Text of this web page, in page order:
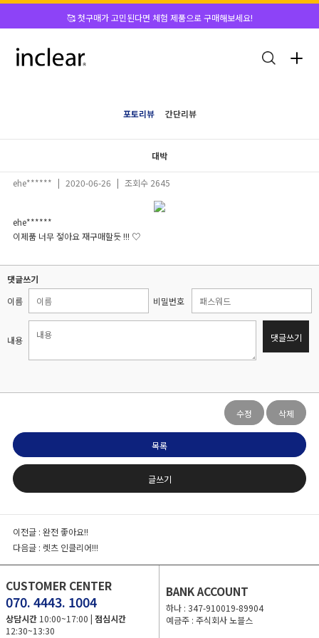
🥰 첫구매가 고민된다면 체험 제품으로 구매해보세요!
포토리뷰 간단리뷰
대박
ehe****** | 2020-06-26 | 조회수 2645
ehe******
이제품 너무 젛아요 재구매할듯 !!! ♡
댓글쓰기
이름
비밀번호
내용 댓글쓰기
수정 삭제
목록
글쓰기
이전글 : 완전 좋아요!!
다음글 : 렛츠 인클리어!!!
CUSTOMER CENTER
070. 4443. 1004
상담시간10:00~17:00 | 점심시간
12:30~13:30
BANK ACCOUNT
하나 : 347-910019-89904
예금주 : 주식회사 노블스